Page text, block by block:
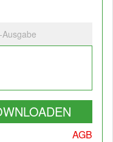
Ausgabe
AGB